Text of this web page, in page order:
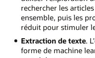
rechercher les
ensemble, puis les
réduit pour stimuler
Extraction de texte.
forme de machine